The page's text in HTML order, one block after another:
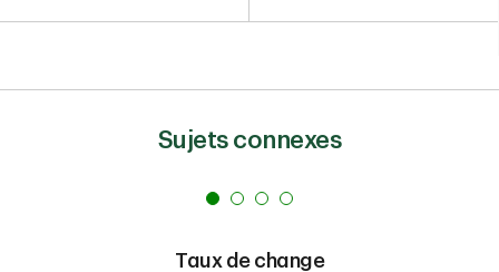
Sujets connexes
Taux de change